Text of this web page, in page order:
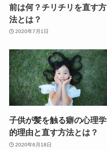
前は何？チリチリを直す方
法とは？
2020年7月1日
子供が髪を触る癖の心理学
的理由と直す方法とは？
2020年6月18日